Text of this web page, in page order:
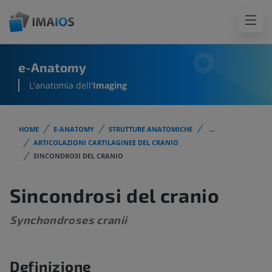
e-Anatomy
L'anatomia dell'Imaging
HOME E-ANATOMY STRUTTURE ANATOMICHE
...
ARTICOLAZIONI CARTILAGINEE DEL CRANIO
SINCONDROSI DEL CRANIO
Sincondrosi del cranio
Synchondroses cranii
Definizione